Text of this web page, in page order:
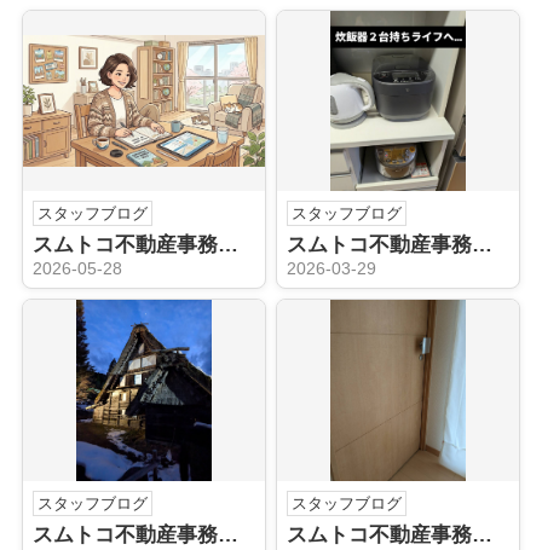
スタッフブログ
スムトコ不動産事務サポートSのブログ～おひとり様の終活、不動産のことは早めに動いておくと安心です～
2026-05-28
スタッフブログ
スムトコ不動産事務サポートSのブログ『ピンチはチャンス？～炊飯器壊れた！』
2026-03-29
スタッフブログ
スムトコ不動産事務サポートSのブログ『岐阜へ日帰りの旅』
スタッフブログ
スムトコ不動産事務サポートSのブログ『元気すぎる男子ママの救世主～家具・建具リペア職人さん』